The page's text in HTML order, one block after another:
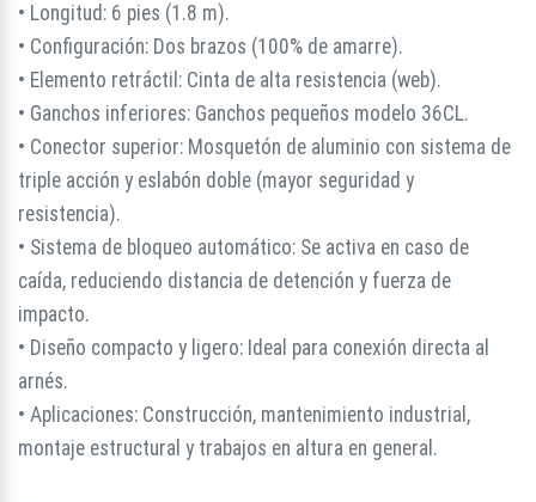
• Longitud: 6 pies (1.8 m).
• Configuración: Dos brazos (100% de amarre).
• Elemento retráctil: Cinta de alta resistencia (web).
• Ganchos inferiores: Ganchos pequeños modelo 36CL.
• Conector superior: Mosquetón de aluminio con sistema de
triple acción y eslabón doble (mayor seguridad y
resistencia).
• Sistema de bloqueo automático: Se activa en caso de
caída, reduciendo distancia de detención y fuerza de
impacto.
• Diseño compacto y ligero: Ideal para conexión directa al
arnés.
• Aplicaciones: Construcción, mantenimiento industrial,
montaje estructural y trabajos en altura en general.